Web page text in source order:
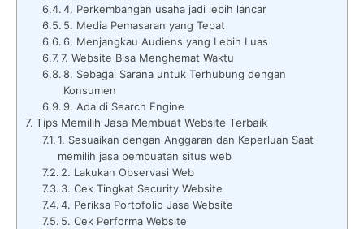
4. Perkembangan usaha jadi lebih lancar
5. Media Pemasaran yang Tepat
6. Menjangkau Audiens yang Lebih Luas
7. Website Bisa Menghemat Waktu
8. Sebagai Sarana untuk Terhubung dengan
Konsumen
9. Ada di Search Engine
Tips Memilih Jasa Membuat Website Terbaik
1. Sesuaikan dengan Anggaran dan Keperluan Saat
memilih jasa pembuatan situs web
2. Lakukan Observasi Web
3. Cek Tingkat Security Website
4. Periksa Portofolio Jasa Website
5. Cek Performa Website